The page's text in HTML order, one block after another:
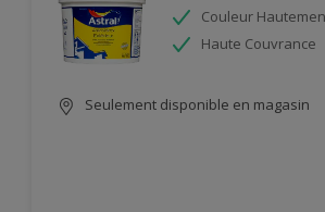
Couleur
Haute Couvrance
Seulement disponible en magasin